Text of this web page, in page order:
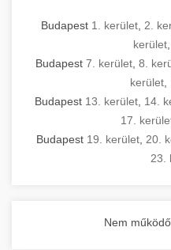
Budapest 1. kerület 2.
kerület
Budapest 7. kerület, 8.
kerület
Budapest 13. kerület 14.
17.
Budapest 19. kerület 20.
23.
Nem